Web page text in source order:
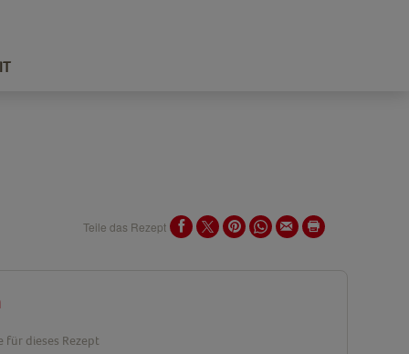
Teile das Rezept
für dieses Rezept